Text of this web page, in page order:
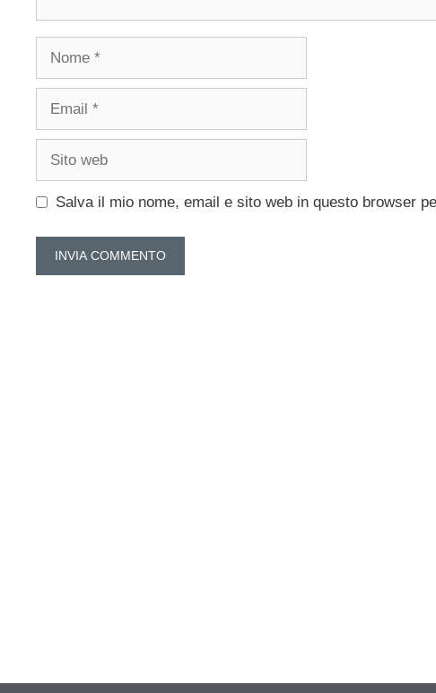
Nome
Email
Sito
Salva il mio nome, email e sito web in questo browser